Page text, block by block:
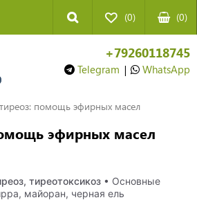
(0) (0)
+79260118745
Telegram | WhatsApp
помощь эфирных масел
эфирных масел
тиреотоксикоз • Основные
майоран, черная ель